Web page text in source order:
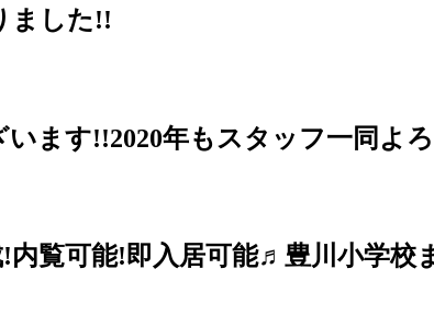
ました!!
ます!!2020年もスタッフ一同よ
内覧可能!即入居可能♬豊川小学校